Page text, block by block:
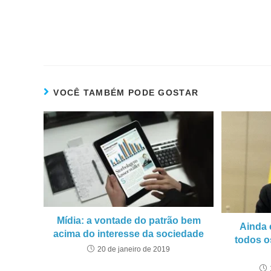
VOCÊ TAMBÉM PODE GOSTAR
Mídia: a vontade do patrão bem
acima do interesse da sociedade
20 de janeiro de 2019
Ainda
todos